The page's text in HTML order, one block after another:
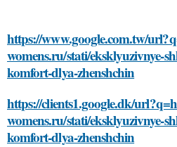
https://www.google.com.tw/
womens.ru/stati/eksklyuzivnye-
komfort-dlya-zhenshchin
https://clients1.google.dk/
womens.ru/stati/eksklyuzivnye-
komfort-dlya-zhenshchin